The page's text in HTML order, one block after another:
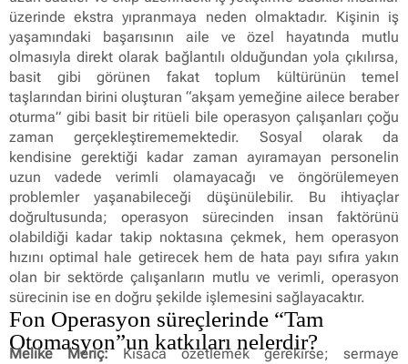
üzerinde ekstra yıpranmaya neden olmaktadır. Kişinin iş
yaşamındaki başarısının aile ve özel hayatında mutlu
olmasıyla direkt olarak bağlantılı olduğundan yola çıkılırsa,
basit gibi görünen fakat toplum kültürünün temel
taşlarından birini oluşturan “akşam yemeğine ailece beraber
oturma” gibi basit bir ritüeli bile operasyon çalışanları çoğu
zaman gerçekleştirememektedir. Sosyal olarak da
kendisine gerektiği kadar zaman ayıramayan personelin
uzun vadede verimli olamayacağı ve öngörülemeyen
problemler yaşanabileceği düşünülebilir. Bu ihtiyaçlar
doğrultusunda; operasyon sürecinden insan faktörünü
olabildiği kadar takip noktasına çekmek, hem operasyon
hızını optimal hale getirecek hem de hata payı sıfıra yakın
olan bir sektörde çalışanların mutlu ve verimli, operasyon
sürecinin ise en doğru şekilde işlemesini sağlayacaktır.
Fon Operasyon süreçlerinde “Tam
Otomasyon”un katkıları nelerdir?
Melike Meriç:Kısaca özetlemek gerekirse; sermaye